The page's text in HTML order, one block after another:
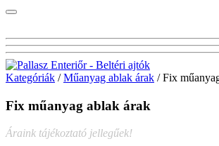
Kategóriák /Műanyag ablak árak / Fix
Fix műanyag ablak árak
Áraink tájékoztató jellegűek!